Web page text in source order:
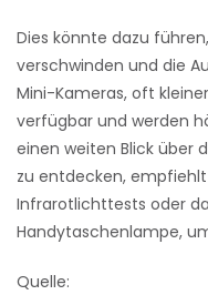
Dies könnte dazu
verschwinden und die
Mini-Kameras, oft
verfügbar und werden
einen weiten Blick über
zu entdecken,
Infrarotlichttests oder
Handytaschenlampe,
Quelle: